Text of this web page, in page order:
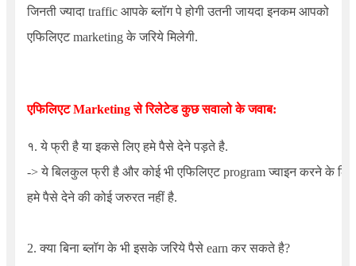
जिनती ज्यादा traffic आपके ब्लॉग पे होगी उतनी जायदा इनकम आपको
एफिलिएट marketing के जरिये मिलेगी.
एफिलिएट Marketing से रिलेटेड कुछ सवालो के जवाब:
१. ये फ्री है या इकसे लिए हमे पैसे देने पड़ते है.
-> ये बिलकुल फ्री है और कोई भी एफिलिएट program ज्वाइन करने के लिए
हमे पैसे देने की कोई जरुरत नहीं है.
2. क्या बिना ब्लॉग के भी इसके जरिये पैसे earn कर सकते है?